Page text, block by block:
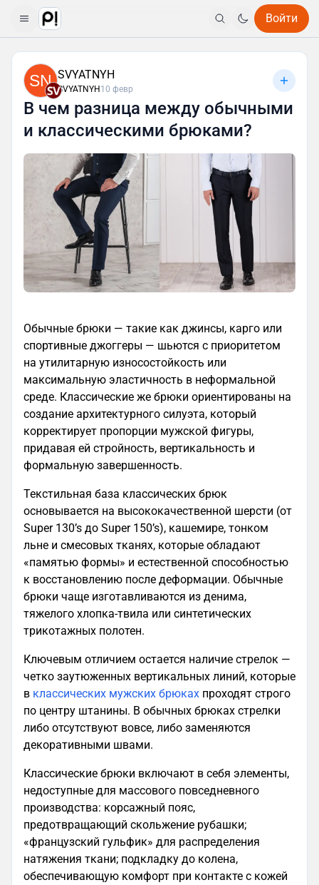
Войти
SN SVYATNYH
SVYATNYH 10 февр
В чем разница между обычными
и классическими брюками?
Обычные брюки — такие как джинсы, карго или
спортивные джоггеры — шьются с приоритетом
на утилитарную износостойкость или
максимальную эластичность в неформальной
среде. Классические же брюки ориентированы на
создание архитектурного силуэта, который
корректирует пропорции мужской фигуры,
придавая ей стройность, вертикальность и
формальную завершенность.
Текстильная база классических брюк
основывается на высококачественной шерсти (от
Super 130’s до Super 150’s), кашемире, тонком
льне и смесовых тканях, которые обладают
«памятью формы» и естественной способностью
к восстановлению после деформации. Обычные
брюки чаще изготавливаются из денима,
тяжелого хлопка-твила или синтетических
трикотажных полотен.
Ключевым отличием остается наличие стрелок —
четко заутюженных вертикальных линий, которые
в классических мужских брюках проходят строго
по центру штанины. В обычных брюках стрелки
либо отсутствуют вовсе, либо заменяются
декоративными швами.
Классические брюки включают в себя элементы,
недоступные для массового повседневного
производства: корсажный пояс,
предотвращающий скольжение рубашки;
«французский гульфик» для распределения
натяжения ткани; подкладку до колена,
обеспечивающую комфорт при контакте с кожей